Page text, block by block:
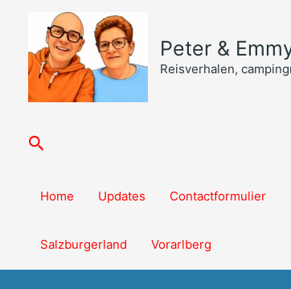
inhoud
Peter &
Reisverhalen,
Zoeken
Home Updates Contactformulier
Salzburgerland Vorarlberg